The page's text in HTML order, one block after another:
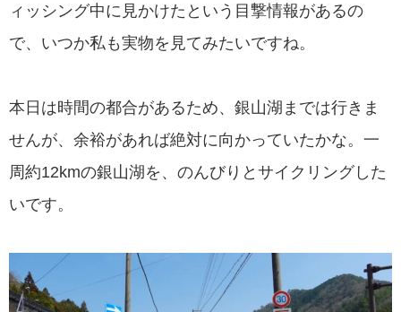
ィッシング中に見かけたという目撃情報があるの
で、いつか私も実物を見てみたいですね。
本日は時間の都合があるため、銀山湖までは行きま
せんが、余裕があれば絶対に向かっていたかな。一
周約12kmの銀山湖を、のんびりとサイクリングした
いです。